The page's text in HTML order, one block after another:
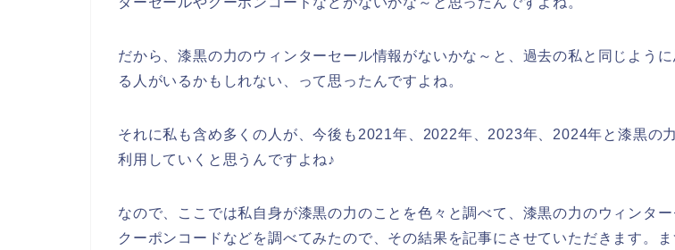
だから、漆黒の力のウィンターセール情報がないかな～と、過去の私と同じよう
る人がいるかもしれない、って思ったんですよね。
それに私も含め多くの人が、今後も2021年、2022年、2023年、2024年と漆黒の
利用していくと思うんですよね♪
なので、ここでは私自身が漆黒の力のことを色々と調べて、漆黒の力のウィンタ
クーポンコードなどを調べてみたので、その結果を記事にさせていただきます。